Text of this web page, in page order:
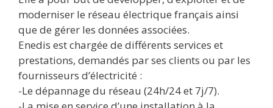
moderniser le réseau électrique français ainsi
que de gérer les données associées.
Enedis est chargée de différents services et
prestations, demandés par ses clients ou par les
fournisseurs d’électricité :
-Le dépannage du réseau (24h/24 et 7j/7).